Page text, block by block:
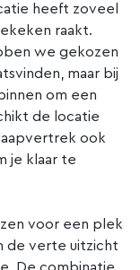
heeft zoveel
raakt.
we gekozen
maar bij
om een
de locatie
ook
je klaar te
voor een plek
de verte uitzicht
De combinatie